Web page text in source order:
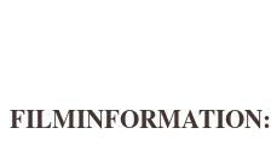
FILMINFORMATION: